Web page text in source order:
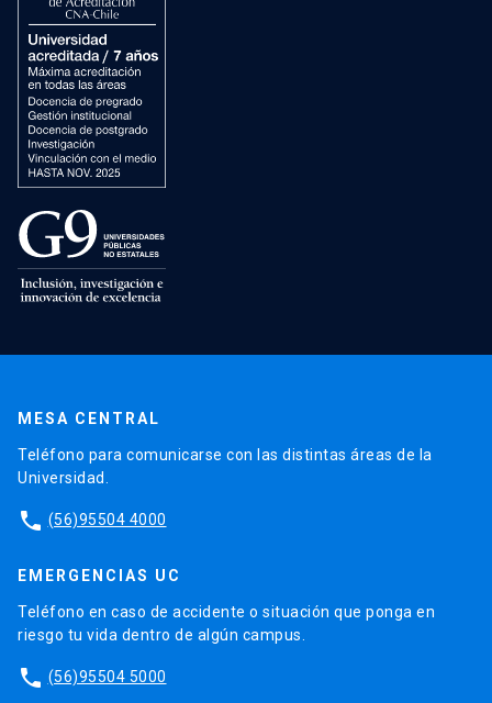
MESA CENTRAL
Teléfono para comunicarse con las distintas áreas de la
Universidad.
phone (56)95504 4000
EMERGENCIAS UC
Teléfono en caso de accidente o situación que ponga en
riesgo tu vida dentro de algún campus.
phone (56)95504 5000